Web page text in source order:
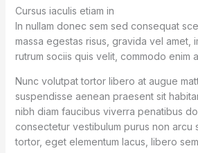
Cursus iaculis etiam in
In nullam donec sem sed consequat
massa egestas risus, gravida vel amet,
rutrum sociis quis velit, commodo enim
Nunc volutpat tortor libero at augue
suspendisse aenean praesent sit
nibh diam faucibus viverra penatibus
consectetur vestibulum purus non arcu
tortor, eget elementum lacus, libero